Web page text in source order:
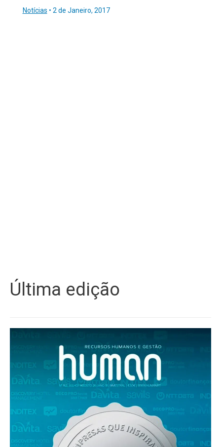
Notícias • 2 de Janeiro, 2017
Última edição